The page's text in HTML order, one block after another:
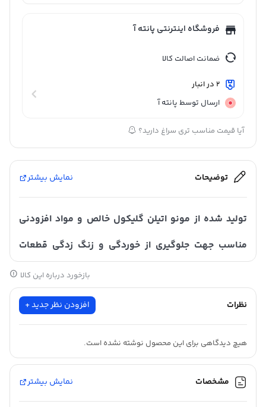
پایداری شیمیایی و خاصیت انتقال حرارتی عالیمقاومت آن هنگام
نزول نقطه انجماد
قابل استفاده در تمامی فصول سال
افزایش نقطه جوش سیال خنک کننده
سازگاری با کلیه قطعات لاستیکی
فروشگاه اینترنتی پانته آ
ضمانت اصالت کالا
2 در انبار
ارسال توسط پانته آ
آیا قیمت مناسب تری سراغ دارید؟
توضیحات نمایش بیشتر
تولید شده از مونو اتیلن گلیکول خالص و مواد افزودنی
مناسب جهت جلوگیری از خوردگی و زنگ زدگی قطعات
سیستم خنک کننده موتور (ساخت ایران)
ویژگی ها
پایداری شیمیایی و خاصیت انتقال حرارتی عالیمقاومت آن هنگام
عملکرد دستگاه میشود
نزول نقطه انجماد
ضد خوردگی و زنگ زدگی
بازخورد درباره این کالا
نظرات افزودن نظر جدید +
هیچ دیدگاهی برای این محصول نوشته نشده است.
مشخصات نمایش بیشتر